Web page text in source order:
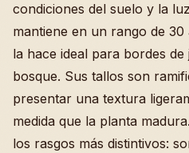
condiciones del suelo y la
mantiene en un rango de
la hace ideal para bordes
bosque. Sus tallos son
presentar una textura
medida que la planta
los rasgos más distintivos: